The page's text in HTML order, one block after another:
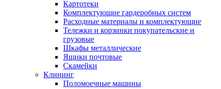
Картотеки
Комплектующие гардеробных систем
Расходные материалы и комплектующие
Тележки и корзинки покупательские и
грузовые
Шкафы металлические
Ящики почтовые
Скамейки
Клининг
Поломоечные машины